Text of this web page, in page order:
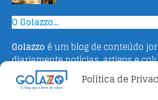
Política de
O Golazzo...
Golazzo é um blog de conteúdo
diariamente notícias, artigos e
campeonato italiano. Fundado em
Adriano Bertin, o site tem como